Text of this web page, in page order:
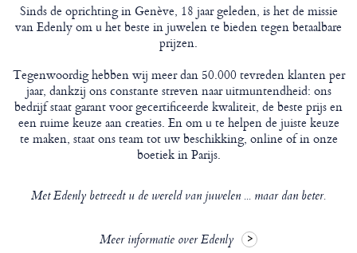
Sinds de oprichting in Genève, 18 jaar geleden, is het de missie
van Edenly om u het beste in juwelen te bieden tegen betaalbare
prijzen.
Tegenwoordig hebben wij meer dan 50.000 tevreden klanten per
jaar, dankzij ons constante streven naar uitmuntendheid: ons
bedrijf staat garant voor gecertificeerde kwaliteit, de beste prijs en
een ruime keuze aan creaties. En om u te helpen de juiste keuze
te maken, staat ons team tot uw beschikking, online of in onze
boetiek in Parijs.
Met Edenly betreedt u de wereld van juwelen ... maar dan beter.
Meer informatie over Edenly